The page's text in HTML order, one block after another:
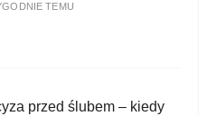
TEMU
przed ślubem – kiedy